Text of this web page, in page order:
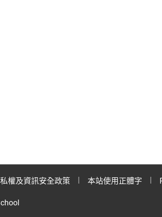
權及資訊安全政策 本站使用正體字